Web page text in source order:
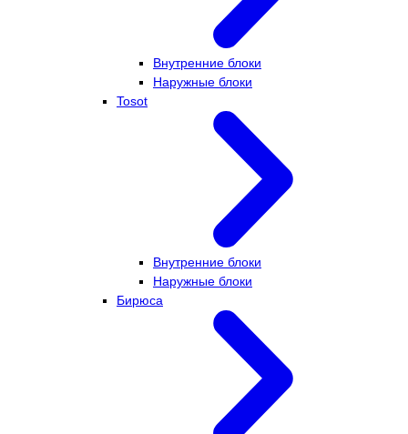
Внутренние блоки
Наружные блоки
Tosot
Внутренние блоки
Наружные блоки
Бирюса